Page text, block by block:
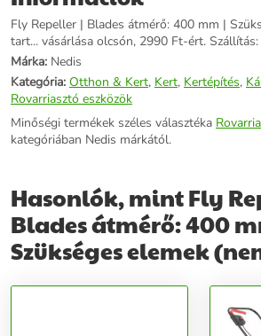
sok helyet az asztalon. Alacsony
köszönhetően gondtalanul működik több
két AA elemmel (nem tartozék). A
akasztókampóval is, hogy oda akaszthassa,
További információk>>
Fly Repeller | Blades átmérő: 400 mm |
tart... vásárlása olcsón, 2990 Ft-ért.
Márka: Nedis
Kategória: Otthon & Kert, Kert, Kertépítés,
Rovarriasztó eszközök
Minőségi termékek széles választéka
kategóriában Nedis márkától.
Hasonlók, mint Fly
Blades átmérő: 400
Szükséges elemek